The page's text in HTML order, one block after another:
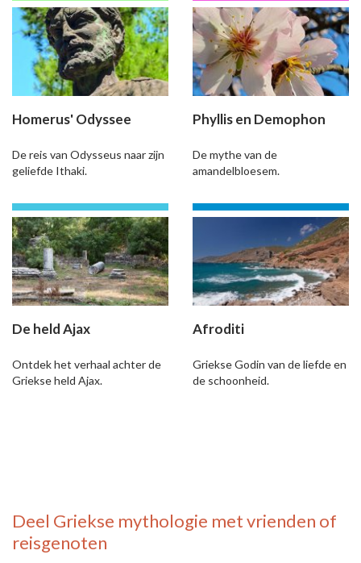
Homerus' Odyssee
De reis van Odysseus naar zijn
geliefde Ithaki.
Phyllis en Demophon
De mythe van de
amandelbloesem.
De held Ajax
Ontdek het verhaal achter de
Griekse held Ajax.
Afroditi
Griekse Godin van de liefde en
de schoonheid.
Deel Griekse mythologie met vrienden of
reisgenoten